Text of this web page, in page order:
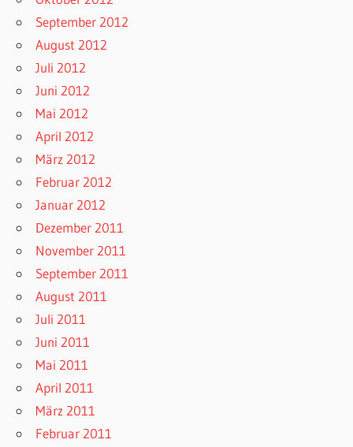
September 2012
August 2012
Juli 2012
Juni 2012
Mai 2012
April 2012
März 2012
Februar 2012
Januar 2012
Dezember 2011
November 2011
September 2011
August 2011
Juli 2011
Juni 2011
Mai 2011
April 2011
März 2011
Februar 2011